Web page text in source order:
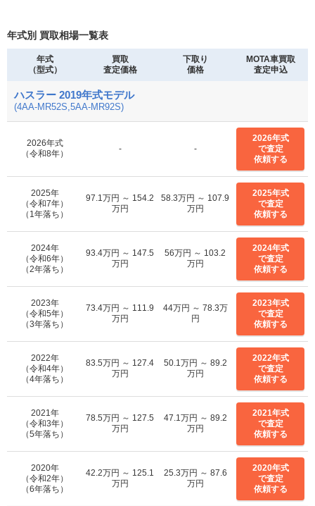
年式別 買取相場一覧表
年式
（型式）
買取
査定価格
下取り
価格
MOTA車買取
査定申込
ハスラー 2019年式モデル
(4AA-MR52S,5AA-MR92S)
2026年式
（令和8年）
- -
2026年式
で査定
依頼する
2025年
（令和7年）
（1年落ち）
97.1万円 ～ 154.2
万円
58.3万円 ～ 107.9
万円
2025年式
で査定
依頼する
2024年
（令和6年）
（2年落ち）
93.4万円 ～ 147.5
万円
56万円 ～ 103.2
万円
2024年式
で査定
依頼する
2023年
（令和5年）
（3年落ち）
73.4万円 ～ 111.9
万円
44万円 ～ 78.3万
円
2023年式
で査定
依頼する
2022年
（令和4年）
（4年落ち）
83.5万円 ～ 127.4
万円
50.1万円 ～ 89.2
万円
2022年式
で査定
依頼する
2021年
（令和3年）
（5年落ち）
78.5万円 ～ 127.5
万円
47.1万円 ～ 89.2
万円
2021年式
で査定
依頼する
2020年
（令和2年）
（6年落ち）
42.2万円 ～ 125.1
万円
25.3万円 ～ 87.6
万円
2020年式
で査定
依頼する